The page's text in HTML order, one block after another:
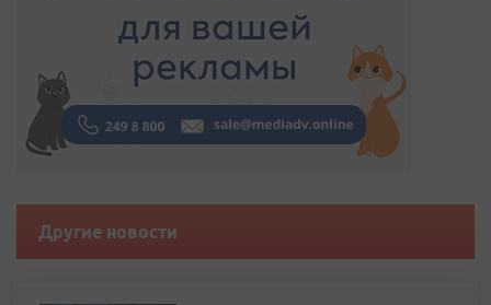
Другие новости